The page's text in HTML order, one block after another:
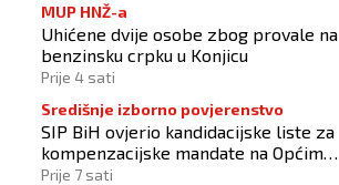
MUP HNŽ-a
Uhićene dvije osobe zbog provale na
benzinsku crpku u Konjicu
Prije 4 sati
Središnje izborno povjerenstvo
SIP BiH ovjerio kandidacijske liste za
kompenzacijske mandate na Općim
izborima 2026
Prije 7 sati